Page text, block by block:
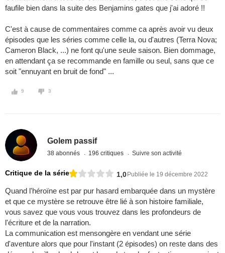
faufile bien dans la suite des Benjamins gates que j'ai adoré !!
C'est à cause de commentaires comme ca après avoir vu deux
épisodes que les séries comme celle la, ou d'autres (Terra Nova;
Cameron Black, ...) ne font qu'une seule saison. Bien dommage,
en attendant ça se recommande en famille ou seul, sans que ce
soit "ennuyant en bruit de fond" ...
9 3
Golem passif
38 abonnés 196 critiques Suivre son activité
Critique de la série 1,0Publiée le 19 décembre 2022
Quand l'héroïne est par pur hasard embarquée dans un mystère
et que ce mystère se retrouve être lié à son histoire familiale,
vous savez que vous vous trouvez dans les profondeurs de
l'écriture et de la narration.
La communication est mensongère en vendant une série
d'aventure alors que pour l'instant (2 épisodes) on reste dans des